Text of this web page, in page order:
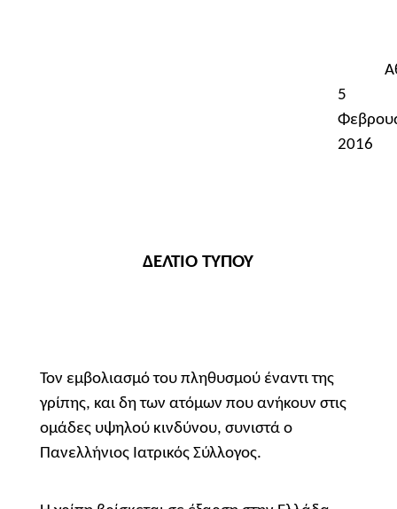
5
2016
ΔΕΛΤΙΟ ΤΥΠΟΥ
Τον εμβολιασμό του πληθυσμού έναντι της
γρίπης, και δη των ατόμων που ανήκουν στις
ομάδες υψηλού κινδύνου, συνιστά ο
Πανελλήνιος Ιατρικός Σύλλογος.